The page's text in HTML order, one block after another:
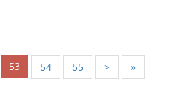
53 54 55 > »